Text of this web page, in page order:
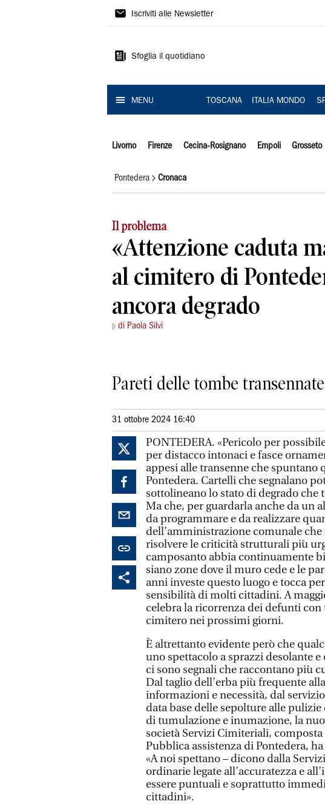
Il
Iscriviti alle Newsletter
Sfoglia il quotidiano
MENU TOSCANA ITALIA MONDO
Livorno Firenze Cecina-Rosignano Empoli Grosseto
Pontedera Cronaca
Il problema
«Attenzione caduta
al cimitero di
ancora degrado
di Paola Silvi
Pareti delle tombe
31 ottobre 2024 16:40
PONTEDERA. «Pericolo per
per distacco intonaci e fasce
appesi alle transenne che
Pontedera. Cartelli che segnalano
sottolineano lo stato di degrado che
Ma che, per guardarla anche da un
da programmare e da realizzare
dell’amministrazione comunale che
risolvere le criticità strutturali più
camposanto abbia continuamente
siano zone dove il muro cede e le
anni investe questo luogo e tocca
sensibilità di molti cittadini. A
celebra la ricorrenza dei defunti
cimitero nei prossimi giorni.
È altrettanto evidente però che
uno spettacolo a sprazzi desolante
ci sono segnali che raccontano più
Dal taglio dell’erba più frequente
informazioni e necessità, dal
data base delle sepolture alle
di tumulazione e inumazione, la
società Servizi Cimiteriali,
Pubblica assistenza di Pontedera,
«A noi spettano – dicono dalla
ordinarie legate all’accuratezza e
essere puntuali e soprattutto
cittadini».